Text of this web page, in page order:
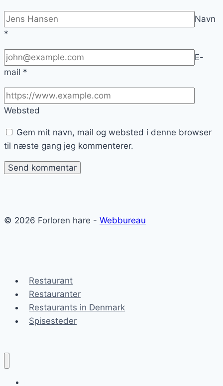
Navn
*
E-
mail *
Websted
Gem mit navn, mail og websted i denne browser
til næste gang jeg kommenterer.
© 2026 Forloren hare - Webbureau
Restaurant
Restauranter
Restaurants in Denmark
Spisesteder